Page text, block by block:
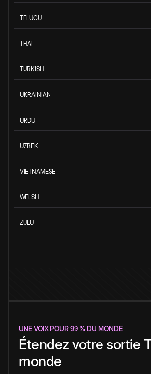
TELUGU
THAI
TURKISH
UKRAINIAN
URDU
UZBEK
VIETNAMESE
WELSH
ZULU
UNE VOIX POUR 99 % DU MONDE
Étendez votre sortie
monde